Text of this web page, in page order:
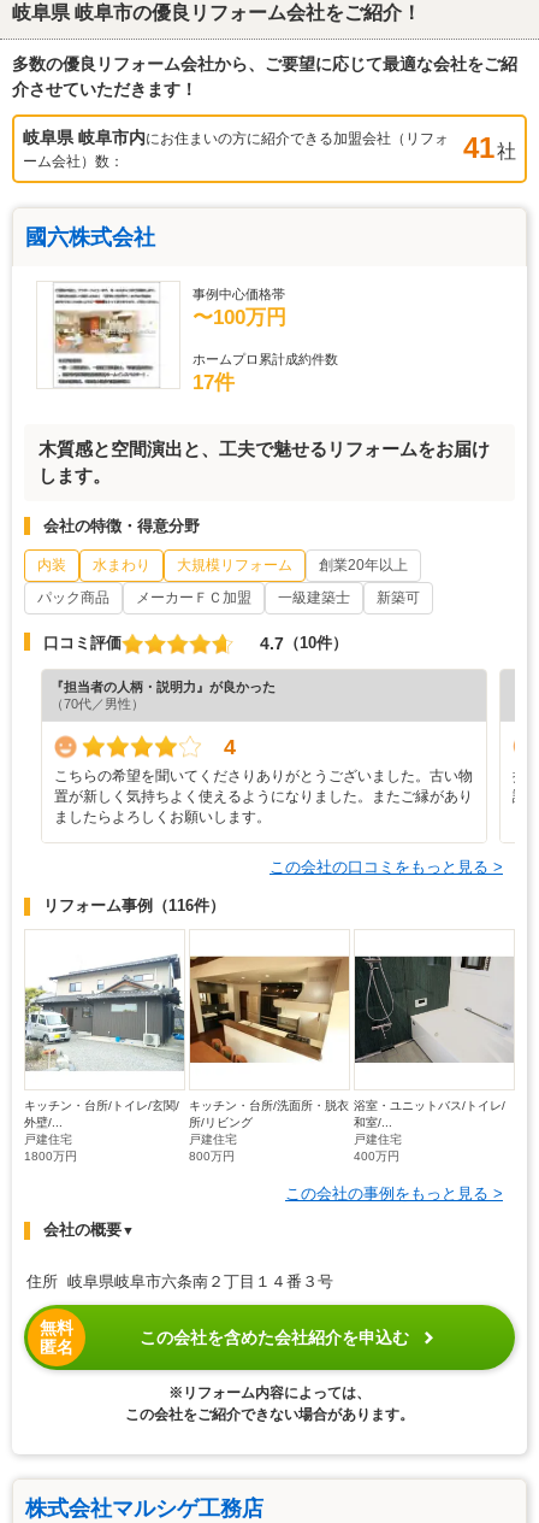
岐阜県 岐阜市の優良リフォーム会社をご紹介！
多数の優良リフォーム会社から、ご要望に応じて最適な会社をご紹
介させていただきます！
岐阜県 岐阜市内にお住まいの方に紹介できる加盟会社（リフォ
ーム会社）数：
41社
國六株式会社
事例中心価格帯
〜100万円
ホームプロ累計成約件数
17件
木質感と空間演出と、工夫で魅せるリフォームをお届け
します。
会社の特徴・得意分野
内装 水まわり 大規模リフォーム
創業20年以上
パック商品
メーカーＦＣ加盟 一級建築士 新築可
口コミ評価 4.7 （10件）
『担当者の人柄・説明力』が良かった
（70代／男性）
4
こちらの希望を聞いてくださりありがとうございました。古い物
置が新しく気持ちよく使えるようになりました。またご縁があり
ましたらよろしくお願いします。
担
誠
この会社の口コミをもっと見る >
リフォーム事例 （116件）
キッチン・台所/トイレ/玄関/
外壁/...
戸建住宅
1800万円
キッチン・台所/洗面所・脱衣
所/リビング
戸建住宅
800万円
浴室・ユニットバス/トイレ/
和室/...
戸建住宅
400万円
この会社の事例をもっと見る >
会社の概要▼
住所 岐阜県岐阜市六条南２丁目１４番３号
無料
匿名
この会社を含めた会社紹介を申込む
※リフォーム内容によっては、
この会社をご紹介できない場合があります。
株式会社マルシゲ工務店